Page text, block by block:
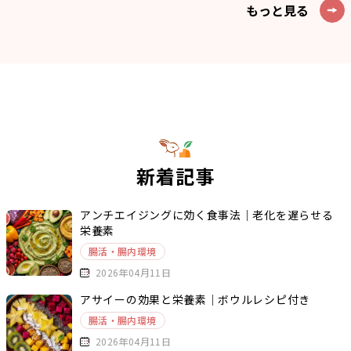
もっと見る
新着記事
アンチエイジングに効く食事法｜老化を遅らせる
栄養素
腸活・腸内環境
2026年04月11日
アサイーの効果と栄養素｜ボウルレシピ付き
腸活・腸内環境
2026年04月11日